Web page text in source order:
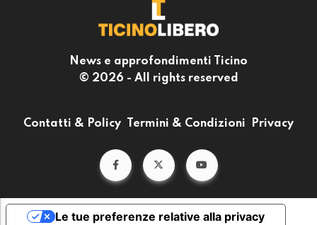
News e approfondimenti Ticino
© 2026 - All rights reserved
Contatti & Policy Termini & Condizioni Privacy
Le tue preferenze relative alla privacy